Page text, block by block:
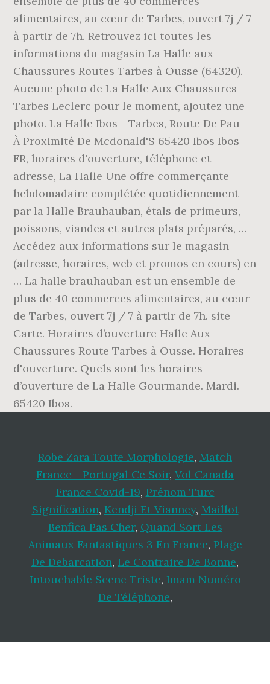
alimentaires, au cœur de Tarbes, ouvert 7j / 7
à partir de 7h. Retrouvez ici toutes les
informations du magasin La Halle aux
Chaussures Routes Tarbes à Ousse (64320).
Aucune photo de La Halle Aux Chaussures
Tarbes Leclerc pour le moment, ajoutez une
photo. La Halle Ibos - Tarbes, Route De Pau -
À Proximité De Mcdonald'S 65420 Ibos Ibos
FR, horaires d'ouverture, téléphone et
adresse, La Halle Une offre commerçante
hebdomadaire complétée quotidiennement
par la Halle Brauhauban, étals de primeurs,
poissons, viandes et autres plats préparés, …
Accédez aux informations sur le magasin
(adresse, horaires, web et promos en cours) en
… La halle brauhauban est un ensemble de
plus de 40 commerces alimentaires, au cœur
de Tarbes, ouvert 7j / 7 à partir de 7h. site
Carte. Horaires d’ouverture Halle Aux
Chaussures Route Tarbes à Ousse. Horaires
d'ouverture. Quels sont les horaires
d’ouverture de La Halle Gourmande. Mardi.
65420 Ibos.
Robe Zara Toute Morphologie, Match
France - Portugal Ce Soir, Vol Canada
France Covid-19, Prénom Turc
Signification, Kendji Et Vianney, Maillot
Benfica Pas Cher, Quand Sort Les
Animaux Fantastiques 3 En France, Plage
De Debarcation, Le Contraire De Bonne,
Intouchable Scene Triste, Imam Numéro
De Téléphone,